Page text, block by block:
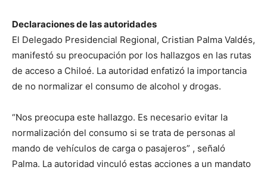
Declaraciones de las autoridades
El Delegado Presidencial Regional, Cristian Palma Valdés,
manifestó su preocupación por los hallazgos en las rutas
de acceso a Chiloé. La autoridad enfatizó la importancia
de no normalizar el consumo de alcohol y drogas.
“Nos preocupa este hallazgo. Es necesario evitar la
normalización del consumo si se trata de personas al
mando de vehículos de carga o pasajeros” , señaló
Palma. La autoridad vinculó estas acciones a un mandato